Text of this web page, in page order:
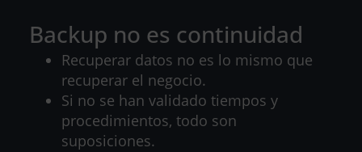
Backup no es continuidad
Recuperar datos no es lo mismo que
recuperar el negocio.
Si no se han validado tiempos y
procedimientos, todo son
suposiciones.